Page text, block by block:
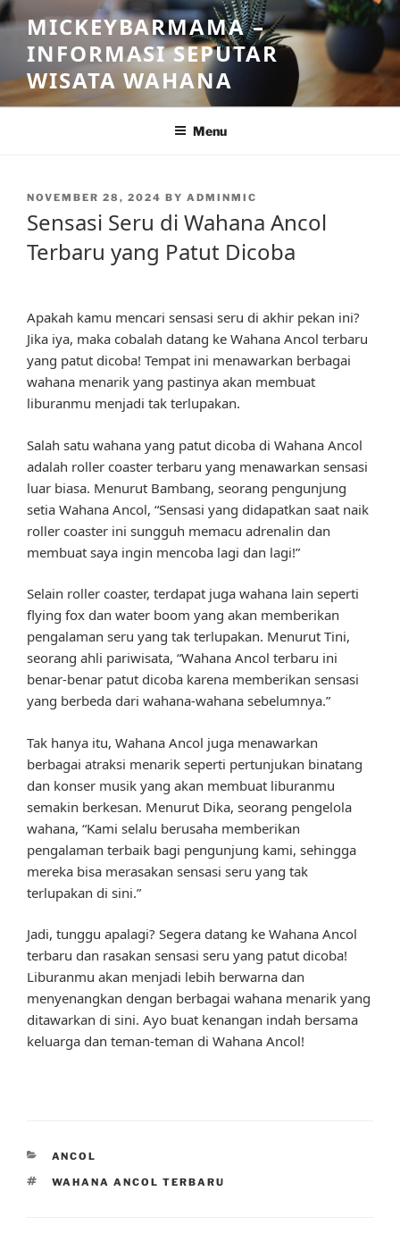
Skip
to
content
MICKEYBARMAMA –
INFORMASI SEPUTAR
WISATA WAHANA
Menu
POSTED
NOVEMBER 28, 2024 BY ADMINMIC
Sensasi Seru di Wahana Ancol
Terbaru yang Patut Dicoba
Apakah kamu mencari sensasi seru di akhir pekan ini?
Jika iya, maka cobalah datang ke Wahana Ancol terbaru
yang patut dicoba! Tempat ini menawarkan berbagai
wahana menarik yang pastinya akan membuat
liburanmu menjadi tak terlupakan.
Salah satu wahana yang patut dicoba di Wahana Ancol
adalah roller coaster terbaru yang menawarkan sensasi
luar biasa. Menurut Bambang, seorang pengunjung
setia Wahana Ancol, “Sensasi yang didapatkan saat naik
roller coaster ini sungguh memacu adrenalin dan
membuat saya ingin mencoba lagi dan lagi!”
Selain roller coaster, terdapat juga wahana lain seperti
flying fox dan water boom yang akan memberikan
pengalaman seru yang tak terlupakan. Menurut Tini,
seorang ahli pariwisata, “Wahana Ancol terbaru ini
benar-benar patut dicoba karena memberikan sensasi
yang berbeda dari wahana-wahana sebelumnya.”
Tak hanya itu, Wahana Ancol juga menawarkan
berbagai atraksi menarik seperti pertunjukan binatang
dan konser musik yang akan membuat liburanmu
semakin berkesan. Menurut Dika, seorang pengelola
wahana, “Kami selalu berusaha memberikan
pengalaman terbaik bagi pengunjung kami, sehingga
mereka bisa merasakan sensasi seru yang tak
terlupakan di sini.”
Jadi, tunggu apalagi? Segera datang ke Wahana Ancol
terbaru dan rasakan sensasi seru yang patut dicoba!
Liburanmu akan menjadi lebih berwarna dan
menyenangkan dengan berbagai wahana menarik yang
ditawarkan di sini. Ayo buat kenangan indah bersama
keluarga dan teman-teman di Wahana Ancol!
CATEGORIES
ANCOL
TAGS
WAHANA ANCOL TERBARU